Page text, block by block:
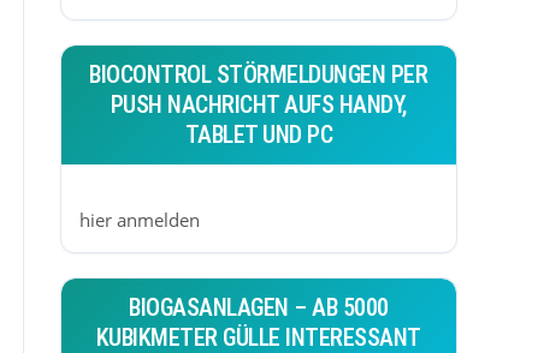
BIOCONTROL STÖRMELDUNGEN PER
PUSH NACHRICHT AUFS HANDY,
TABLET UND PC
hier anmelden
BIOGASANLAGEN – AB 5000
KUBIKMETER GÜLLE INTERESSANT